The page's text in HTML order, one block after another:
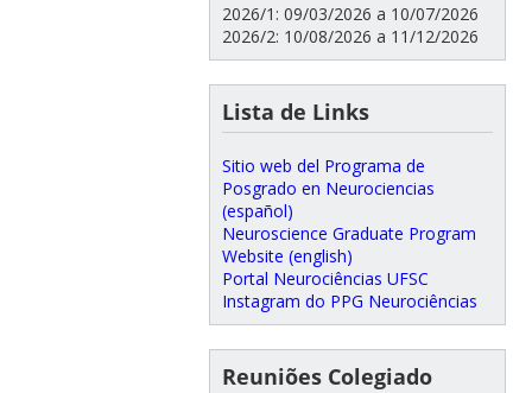
2026/1: 09/03/2026 a 10/07/2026
2026/2: 10/08/2026 a 11/12/2026
Lista de Links
Sitio web del Programa de
Posgrado en Neurociencias
(español)
Neuroscience Graduate Program
Website (english)
Portal Neurociências UFSC
Instagram do PPG Neurociências
Reuniões Colegiado